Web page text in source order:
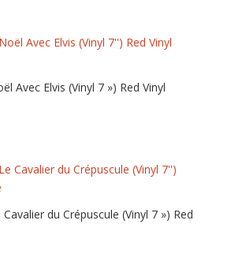
Avec Elvis (Vinyl 7 ») Red Vinyl
du Crépuscule (Vinyl 7 ») Red